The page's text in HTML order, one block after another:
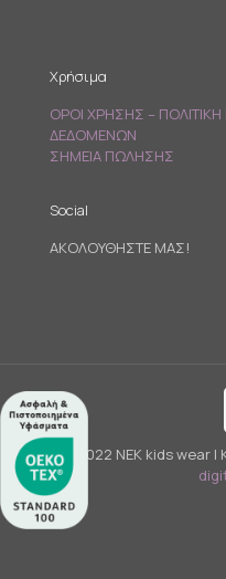
Χρήσιμα
ΟΡΟΙ ΧΡΗΣΗΣ –
ΔΕΔΟΜΕΝΩΝ
ΣΗΜΕΙΑ ΠΩΛΗΣΗΣ
Social
ΑΚΟΛΟΥΘΗΣΤΕ ΜΑΣ!
© 2022 NEK kids wear |